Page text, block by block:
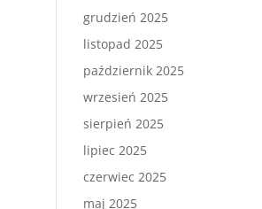
grudzień 2025
listopad 2025
październik 2025
wrzesień 2025
sierpień 2025
lipiec 2025
czerwiec 2025
maj 2025